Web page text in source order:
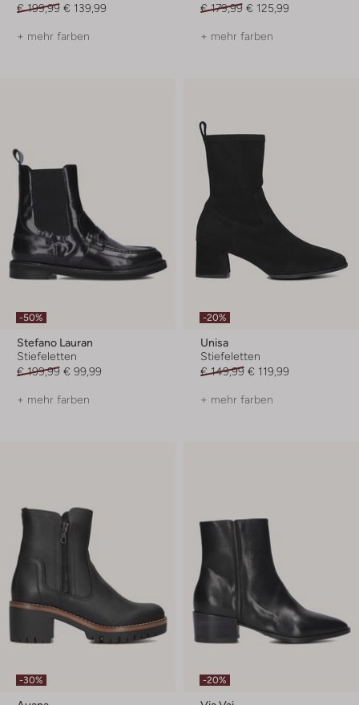
€ 199,99 € 139,99
+ mehr farben
€ 179,99 € 125,99
+ mehr farben
-50%
Stefano Lauran
Stiefeletten
€ 199,99 € 99,99
+ mehr farben
-20%
Unisa
Stiefeletten
€ 149,99 € 119,99
+ mehr farben
-30% -20%